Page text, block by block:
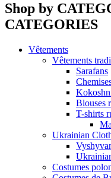
Shop by
CATEGORIES
Vêtements
Vêtements
Sarafans
Blouses
T-shirts
Ukrainian
Costumes